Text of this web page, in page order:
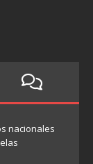
nacionales